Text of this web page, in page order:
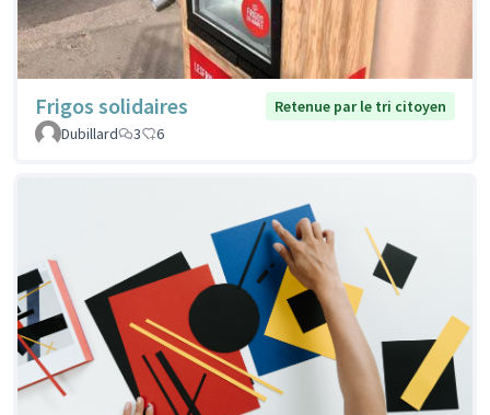
Frigos solidaires
Retenue par le tri citoyen
Dubillard
3 6